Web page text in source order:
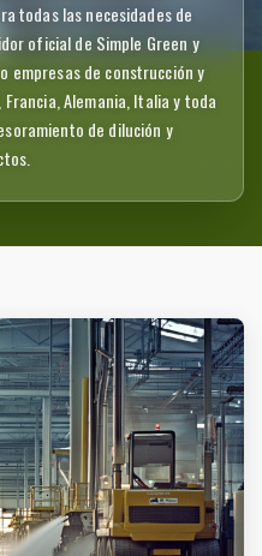
todas las necesidades de
oficial de Simple Green y
empresas de construcción y
Alemania, Italia y toda
de dilución y